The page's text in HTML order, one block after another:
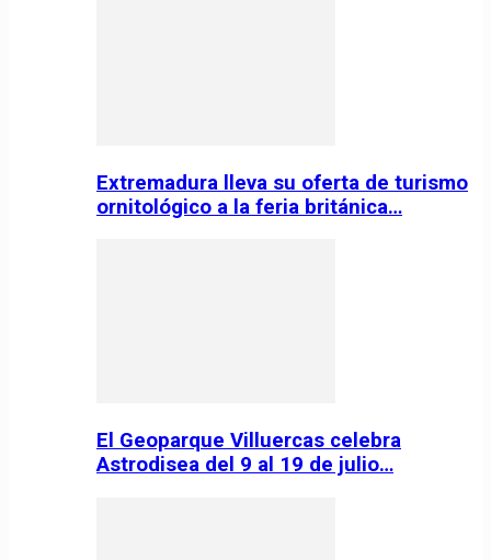
Extremadura lleva su oferta de turismo
ornitológico a la feria británica…
El Geoparque Villuercas celebra
Astrodisea del 9 al 19 de julio…